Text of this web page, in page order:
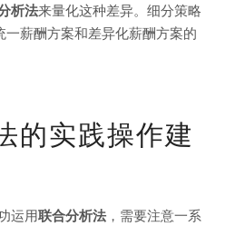
析法来量化这种差异。细分策略
一薪酬方案和差异化薪酬方案的
的实践操作建
运用联合分析法 ，需要注意一系